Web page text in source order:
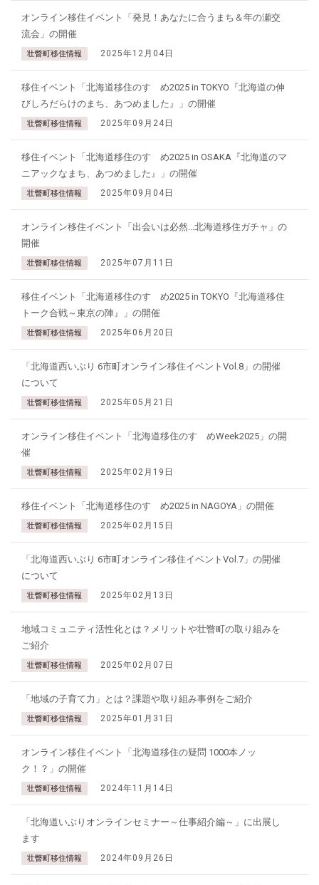
オンライン移住イベント「発見！あなたに合うまち＆年の瀬交
流会」の開催
壮瞥町移住情報 2025年12月04日
移住イベント「北海道移住のすゝめ2025 in TOKYO『北海道の伸
びしろだらけのまち、あつめました』」の開催
壮瞥町移住情報 2025年09月24日
移住イベント「北海道移住のすゝめ2025 in OSAKA『北海道のマ
ニアックなまち、あつめました』」の開催
壮瞥町移住情報 2025年09月04日
オンライン移住イベント「出会いは必然...北海道移住ガチャ」の
開催
壮瞥町移住情報 2025年07月11日
移住イベント「北海道移住のすゝめ2025 in TOKYO『北海道移住
トーク合戦～東京の陣』」の開催
壮瞥町移住情報 2025年06月20日
「北海道西いぶり 6市町オンライン移住イベントVol.8」の開催
について
壮瞥町移住情報 2025年05月21日
オンライン移住イベント「北海道移住のすゝめWeek2025」の開
催
壮瞥町移住情報 2025年02月19日
移住イベント「北海道移住のすゝめ2025 in NAGOYA」の開催
壮瞥町移住情報 2025年02月15日
「北海道西いぶり 6市町オンライン移住イベントVol.7」の開催
について
壮瞥町移住情報 2025年02月13日
地域コミュニティ活性化とは？メリットや壮瞥町の取り組みを
ご紹介
壮瞥町移住情報 2025年02月07日
「地域の子育て力」とは？課題や取り組み事例をご紹介
壮瞥町移住情報 2025年01月31日
オンライン移住イベント「北海道移住の疑問 1000本ノッ
ク！？」の開催
壮瞥町移住情報 2024年11月14日
「北海道いぶりオンラインセミナー～仕事紹介編～」に出展し
ます
壮瞥町移住情報 2024年09月26日